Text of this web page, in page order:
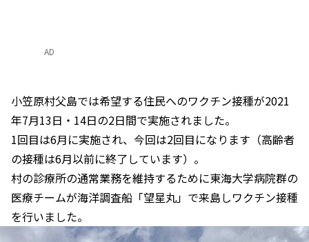
AD
小笠原村父島では希望する住民へのワクチン接種が2021
年7月13日・14日の2日間で実施されました。
1回目は6月に実施され、今回は2回目になります（高齢者
の接種は6月以前に終了しています）。
村の診療所の通常業務を維持するために東海大学病院群の
医療チームが海洋調査船「望星丸」で来島しワクチン接種
を行いました。